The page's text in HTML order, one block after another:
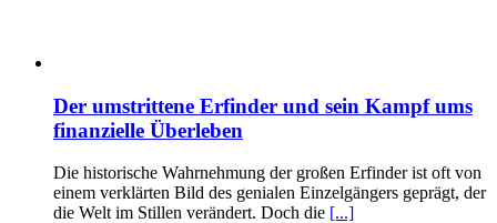
Der umstrittene Erfinder und sein Kampf ums
finanzielle Überleben
Die historische Wahrnehmung der großen Erfinder ist oft von
einem verklärten Bild des genialen Einzelgängers geprägt, der
die Welt im Stillen verändert. Doch die [...]